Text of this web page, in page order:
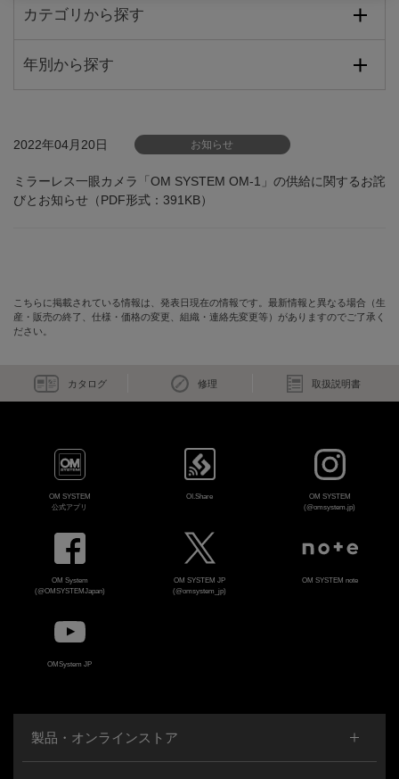
カテゴリから探す
年別から探す
2022年04月20日 お知らせ
ミラーレス一眼カメラ「OM SYSTEM OM-1」の供給に関するお詫
びとお知らせ（PDF形式：391KB）
こちらに掲載されている情報は、発表日現在の情報です。最新情報と異なる場合（生
産・販売の終了、仕様・価格の変更、組織・連絡先変更等）がありますのでご了承く
ださい。
カタログ 修理 取扱説明書
OM SYSTEM
公式アプリ
OI.Share
OM SYSTEM
(@omsystem.jp)
OM System
(@OMSYSTEMJapan)
OM SYSTEM JP
(@omsystem_jp)
OM SYSTEM note
OMSystem JP
製品・オンラインストア